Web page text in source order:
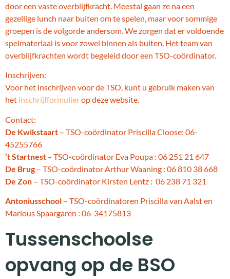
door een vaste overblijfkracht. Meestal gaan ze na een
gezellige lunch naar buiten om te spelen, maar voor sommige
groepen is de volgorde andersom. We zorgen dat er voldoende
spelmateriaal is voor zowel binnen als buiten. Het team van
overblijfkrachten wordt begeleid door een TSO-coördinator.
Inschrijven:
Voor het inschrijven voor de TSO, kunt u gebruik maken van
het inschrijfformulierop deze website.
Contact:
De Kwikstaart – TSO-coördinator Priscilla Cloose: 06-
45255766
’t Startnest –TSO-coördinator Eva Poupa : 06 251 21 647
De Brug – TSO-coördinator Arthur Waaning : 06 810 38 668
De Zon – TSO-coördinator Kirsten Lentz : 06 238 71 321
Antoniusschool – TSO-coördinatoren Priscilla van Aalst en
Marlous Spaargaren : 06-34175813
Tussenschoolse
opvang op de BSO